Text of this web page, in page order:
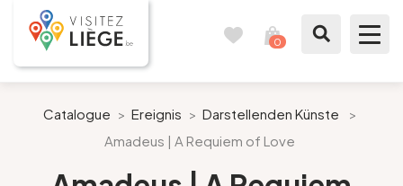
0
Wie ein Bürger von Lüttich
Catalogue > Ereignis > Darstellenden Künste
>
Amadeus | A Requiem of Love